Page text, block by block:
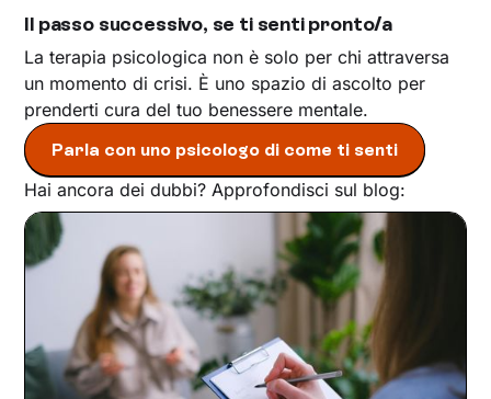
Il passo successivo, se ti senti pronto/a
La terapia psicologica non è solo per chi attraversa
un momento di crisi. È uno spazio di ascolto per
prenderti cura del tuo benessere mentale.
Parla con uno psicologo di come ti senti
Hai ancora dei dubbi? Approfondisci sul blog: